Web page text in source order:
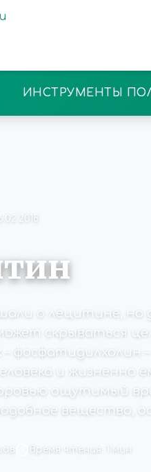
ИНСТРУМЕНТЫ
о лецитине, но
скрываться
– фосфатидилхолин
и жизненно
ощутимый
вещество,
Время чтения: 1 мин